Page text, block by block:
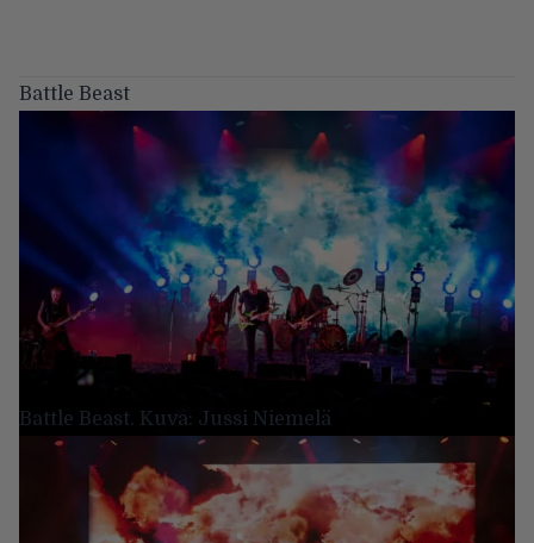
Battle Beast
Battle Beast. Kuva: Jussi Niemelä